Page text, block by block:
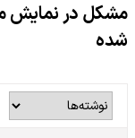
مشکل در نمایش
شده